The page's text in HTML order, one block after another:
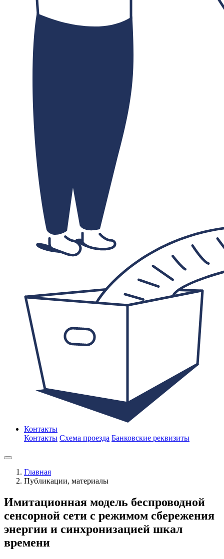
Контакты
Контакты Схема проезда Банковские реквизиты
Главная
Публикации, материалы
Имитационная модель беспроводной
сенсорной сети с режимом сбережения
энергии и синхронизацией шкал
времени